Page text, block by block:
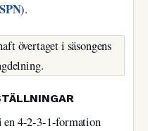
).
övertaget i säsongens
en 4-2-3-1-formation